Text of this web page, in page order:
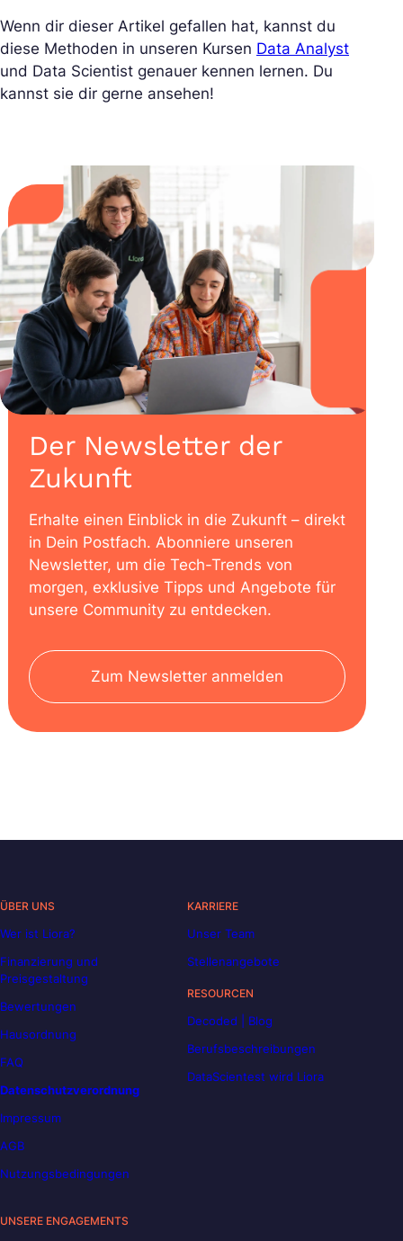
Wenn dir dieser Artikel gefallen hat, kannst du
diese Methoden in unseren Kursen Data Analyst
und Data Scientist genauer kennen lernen. Du
kannst sie dir gerne ansehen!
Der Newsletter der
Zukunft
Erhalte einen Einblick in die Zukunft – direkt
in Dein Postfach. Abonniere unseren
Newsletter, um die Tech-Trends von
morgen, exklusive Tipps und Angebote für
unsere Community zu entdecken.
Zum Newsletter anmelden
ÜBER UNS
Wer ist Liora?
Finanzierung und
Preisgestaltung
Bewertungen
Hausordnung
FAQ
Datenschutzverordnung
Impressum
AGB
Nutzungsbedingungen
KARRIERE
Unser Team
Stellenangebote
RESOURCEN
Decoded | Blog
Berufsbeschreibungen
DataScientest wird Liora
UNSERE ENGAGEMENTS